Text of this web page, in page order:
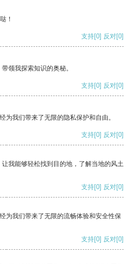
！
支持[0] 反对[0]
领我探索知识的奥秘。
支持[0] 反对[0]
为我们带来了无限的隐私保护和自由。
支持[0] 反对[0]
我能够轻松找到目的地，了解当地的风土
支持[0] 反对[0]
为我们带来了无限的流畅体验和安全性保
支持[0] 反对[0]